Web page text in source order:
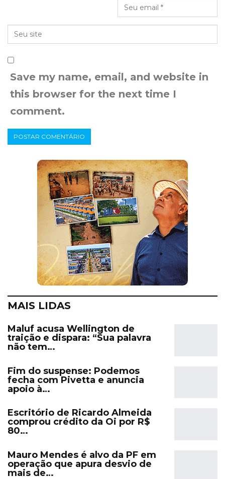
Save my name, email, and website in
this browser for the next time I
comment.
MAIS LIDAS
Maluf acusa Wellington de
traição e dispara: “Sua palavra
não tem…
Fim do suspense: Podemos
fecha com Pivetta e anuncia
apoio à…
Escritório de Ricardo Almeida
comprou crédito da Oi por R$
80…
Mauro Mendes é alvo da PF em
operação que apura desvio de
mais de…